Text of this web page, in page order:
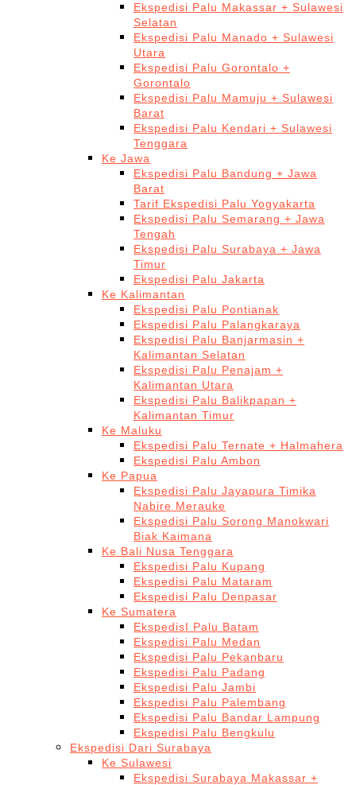
Ekspedisi Palu Makassar + Sulawesi
Selatan
Ekspedisi Palu Manado + Sulawesi
Utara
Ekspedisi Palu Gorontalo +
Gorontalo
Ekspedisi Palu Mamuju + Sulawesi
Barat
Ekspedisi Palu Kendari + Sulawesi
Tenggara
Ke Jawa
Ekspedisi Palu Bandung + Jawa
Barat
Tarif Ekspedisi Palu Yogyakarta
Ekspedisi Palu Semarang + Jawa
Tengah
Ekspedisi Palu Surabaya + Jawa
Timur
Ekspedisi Palu Jakarta
Ke Kalimantan
Ekspedisi Palu Pontianak
Ekspedisi Palu Palangkaraya
Ekspedisi Palu Banjarmasin +
Kalimantan Selatan
Ekspedisi Palu Penajam +
Kalimantan Utara
Ekspedisi Palu Balikpapan +
Kalimantan Timur
Ke Maluku
Ekspedisi Palu Ternate + Halmahera
Ekspedisi Palu Ambon
Ke Papua
Ekspedisi Palu Jayapura Timika
Nabire Merauke
Ekspedisi Palu Sorong Manokwari
Biak Kaimana
Ke Bali Nusa Tenggara
Ekspedisi Palu Kupang
Ekspedisi Palu Mataram
Ekspedisi Palu Denpasar
Ke Sumatera
EkspedisI Palu Batam
Ekspedisi Palu Medan
Ekspedisi Palu Pekanbaru
Ekspedisi Palu Padang
Ekspedisi Palu Jambi
Ekspedisi Palu Palembang
Ekspedisi Palu Bandar Lampung
Ekspedisi Palu Bengkulu
Ekspedisi Dari Surabaya
Ke Sulawesi
Ekspedisi Surabaya Makassar +